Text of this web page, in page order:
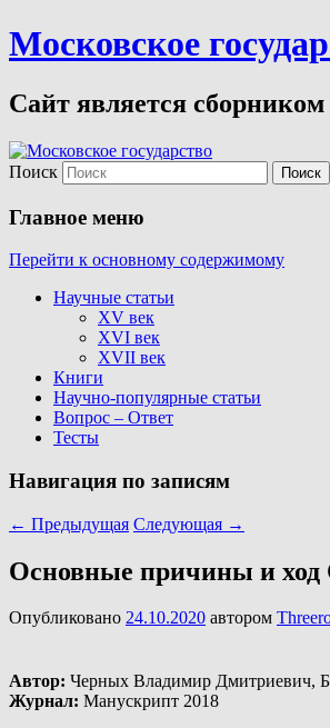
Московское
Сайт является
Поиск
Главное меню
Перейти к основному содержимому
Научные статьи
XV век
XVI век
XVII век
Книги
Научно-популярные статьи
Вопрос – Ответ
Тесты
Навигация по записям
← Предыдущая Следующая →
Основные причины и ход
Опубликовано 24.10.2020 автором
Автор: Черных Владимир Дмитриевич,
Журнал: Манускрипт 2018